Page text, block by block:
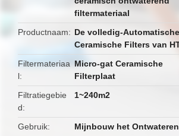
filtermateriaal
Productnaam
De volledig-Automatische
Ceramische Filters van
Filtermateriaa
l
Micro-gat Ceramische
Filterplaat
Filtratiegebie
d
1~240m2
Gebruik Mijnbouw het Ontwateren